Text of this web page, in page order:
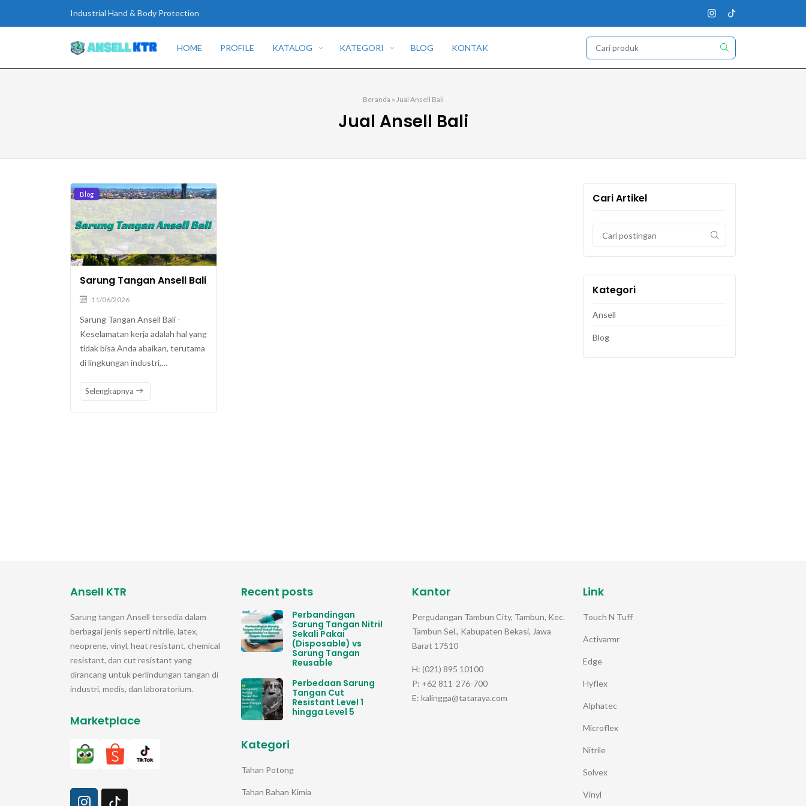
Industrial Hand & Body Protection
HOME PROFILE KATALOG KATEGORI BLOG KONTAK
Beranda » Jual Ansell Bali
Jual Ansell Bali
Blog
Sarung Tangan Ansell Bali
11/06/2026
Sarung Tangan Ansell Bali -
Keselamatan kerja adalah hal yang
tidak bisa Anda abaikan, terutama
di lingkungan industri,…
Selengkapnya
Cari Artikel
Kategori
Ansell
Blog
Ansell KTR
Sarung tangan Ansell tersedia dalam
berbagai jenis seperti nitrile, latex,
neoprene, vinyl, heat resistant, chemical
resistant, dan cut resistant yang
dirancang untuk perlindungan tangan di
industri, medis, dan laboratorium.
Marketplace
Recent posts
Perbandingan
Sarung Tangan Nitril
Sekali Pakai
(Disposable) vs
Sarung Tangan
Reusable
Perbedaan Sarung
Tangan Cut
Resistant Level 1
hingga Level 5
Kategori
Tahan Potong
Tahan Bahan Kimia
Kantor
Pergudangan Tambun City, Tambun, Kec.
Tambun Sel., Kabupaten Bekasi, Jawa
Barat 17510
H: (021) 895 10100
P: +62 811-276-700
E: kalingga@tataraya.com
Link
Touch N Tuff
Activarmr
Edge
Hyflex
Alphatec
Microflex
Nitrile
Solvex
Vinyl